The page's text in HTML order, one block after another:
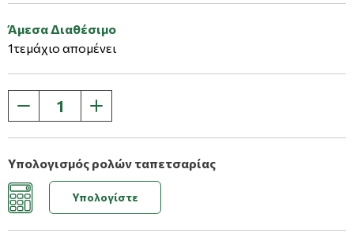
Άμεσα Διαθέσιμο
1τεμάχιο απομένει
Υπολογισμός ρολών ταπετσαρίας
Υπολογίστε